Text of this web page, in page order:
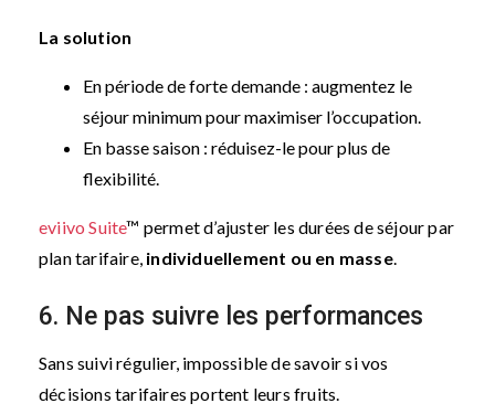
La solution
En période de forte demande : augmentez le
séjour minimum pour maximiser l’occupation.
En basse saison : réduisez-le pour plus de
flexibilité.
eviivo Suite™ permet d’ajuster les durées de séjour par
plan tarifaire, individuellement ou en masse.
6. Ne pas suivre les performances
Sans suivi régulier, impossible de savoir si vos
décisions tarifaires portent leurs fruits.